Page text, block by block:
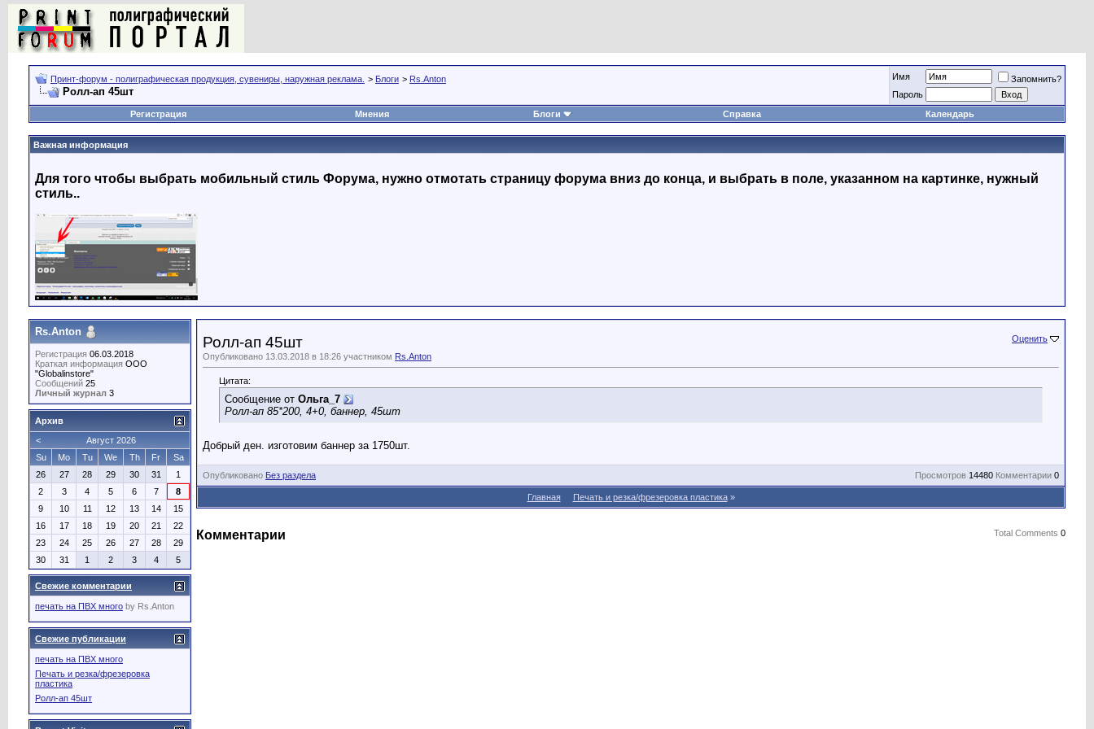
Принт-форум - полиграфическая продукция, сувениры, наружная реклама. > Блоги > Rs.Anton
Ролл-ап 45шт
Имя
Запомнить?
Пapoль
Регистрация
Мнения Блоги Справка Календарь
Важная информация
Для того чтобы выбрать мобильный стиль Форума, нужно отмотать страницу форума вниз до конца, и выбрать в поле, указанном на картинке, нужный
стиль..
Оценить
Ролл-ап 45шт
Опубликовано 13.03.2018 в 18:26 участником Rs.Anton
Цитата:
Сообщение от Ольга_7
Ролл-ап 85*200, 4+0, баннер, 45шт
Добрый ден. изготовим баннер за 1750шт.
Опубликовано Без раздела Просмотров 14480 Комментарии 0
Главная Печать и резка/фрезеровка пластика»
Total Comments 0
Комментарии
Rs.Anton
Регистрация 06.03.2018
Краткая информация OOO
"Globalinstore"
Сообщений 25
Личный журнал 3
Архив
<
Август 2026
Su
Mo Tu We Th Fr
Sa
26
27 28 29 30 31
1
2
3 4 5 6 7
8
9
10 11 12 13 14
15
16
17 18 19 20 21
22
23
24 25 26 27 28
29
30
31 1 2 3 4 5
Свежие комментарии
печать на ПВХ много by Rs.Anton
Свежие публикации
печать на ПВХ много
Печать и резка/фрезеровка
пластика
Ролл-ап 45шт